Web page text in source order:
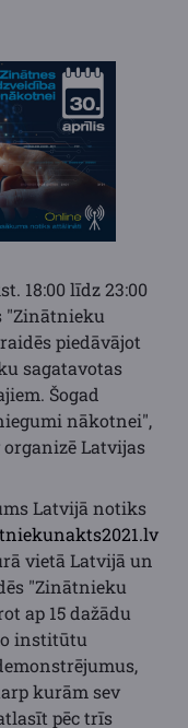
18:00 līdz 23:00
"Zinātnieku
piedāvājot
sagatavotas
Šogad
nākotnei",
organizē Latvijas
Latvijā notiks
vietā Latvijā un
"Zinātnieku
ap 15 dažādu
institūtu
kurām sev
pēc trīs